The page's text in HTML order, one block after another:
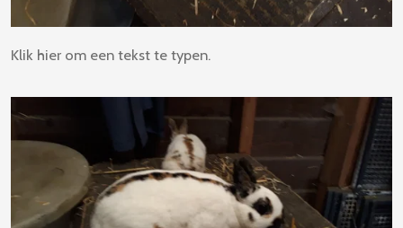
Klik hier om een tekst te typen.